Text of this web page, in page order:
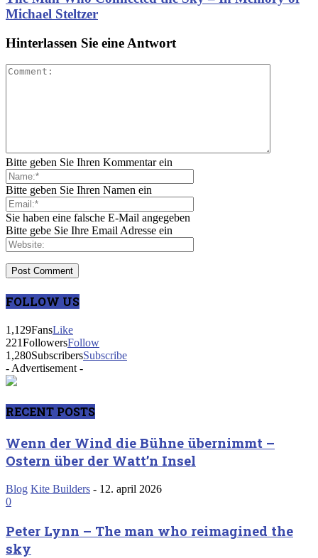
Michael Steltzer
Hinterlassen Sie eine Antwort
Bitte geben Sie Ihren Kommentar ein
Bitte geben Sie Ihren Namen ein
Sie haben eine falsche E-Mail angegeben
Bitte gebe Sie Ihre Email Adresse ein
FOLLOW US
1,129FansLike
221FollowersFollow
1,280SubscribersSubscribe
- Advertisement -
RECENT POSTS
Wenn der Wind die Bühne übernimmt –
Ostern über der Watt’n Insel
Blog Kite Builders - 12. april 2026
0
Peter Lynn – The man who reimagined the
sky